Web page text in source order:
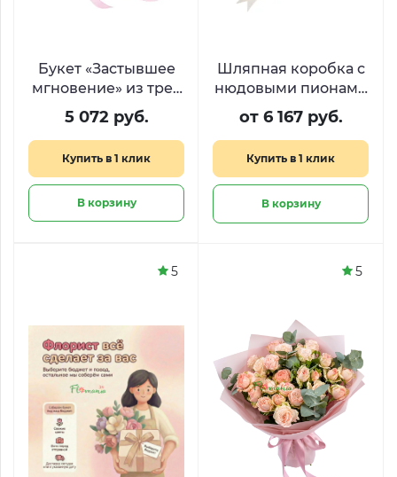
Букет «Застывшее
мгновение» из трех
пышных розовых
пионов
5 072 руб.
Купить в 1 клик
В корзину
Шляпная коробка с
нюдовыми пионами
«Чарующий образ»
от 6 167 руб.
Купить в 1 клик
В корзину
5 5